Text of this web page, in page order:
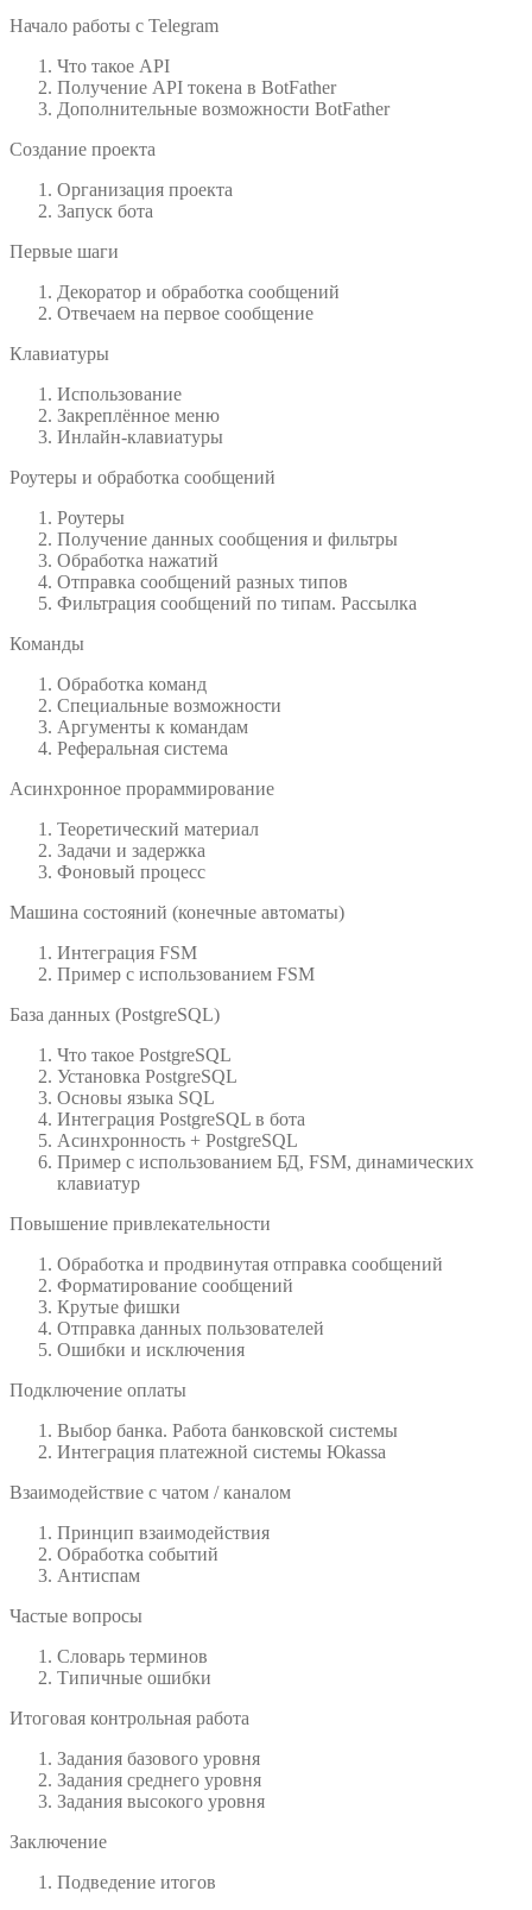
Начало работы с Telegram
Что такое API
Получение API токена в BotFather
Дополнительные возможности BotFather
Создание проекта
Организация проекта
Запуск бота
Первые шаги
Декоратор и обработка сообщений
Отвечаем на первое сообщение
Клавиатуры
Использование
Закреплённое меню
Инлайн-клавиатуры
Роутеры и обработка сообщений
Роутеры
Получение данных сообщения и фильтры
Обработка нажатий
Отправка сообщений разных типов
Фильтрация сообщений по типам. Рассылка
Команды
Обработка команд
Специальные возможности
Аргументы к командам
Реферальная система
Асинхронное прораммирование
Теоретический материал
Задачи и задержка
Фоновый процесс
Машина состояний (конечные автоматы)
Интеграция FSM
Пример с использованием FSM
База данных (PostgreSQL)
Что такое PostgreSQL
Установка PostgreSQL
Основы языка SQL
Интеграция PostgreSQL в бота
Асинхронность + PostgreSQL
Пример с использованием БД, FSM, динамических
клавиатур
Повышение привлекательности
Обработка и продвинутая отправка сообщений
Форматирование сообщений
Крутые фишки
Отправка данных пользователей
Ошибки и исключения
Подключение оплаты
Выбор банка. Работа банковской системы
Интеграция платежной системы Юkassa
Взаимодействие с чатом / каналом
Принцип взаимодействия
Обработка событий
Антиспам
Частые вопросы
Словарь терминов
Типичные ошибки
Итоговая контрольная работа
Задания базового уровня
Задания среднего уровня
Задания высокого уровня
Заключение
Подведение итогов